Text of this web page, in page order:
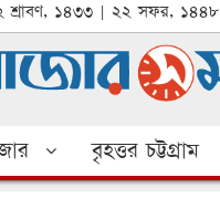
১৪৩৩ | ২২ সফর, ১৪৪৮
বৃহত্তর চট্টগ্রাম